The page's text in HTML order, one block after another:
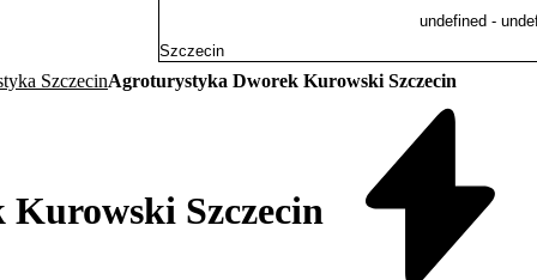
SzczecinAgroturystyka Dworek Kurowski Szczecin
Szczecin